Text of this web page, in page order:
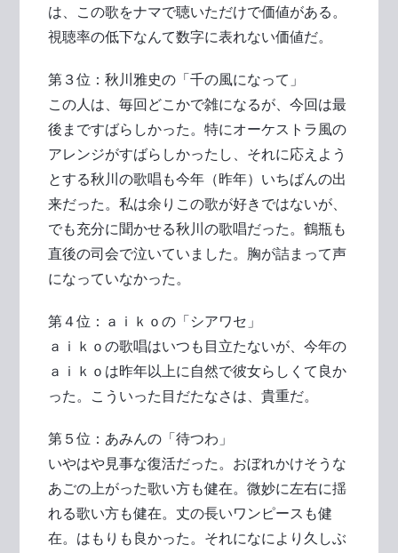
は、この歌をナマで聴いただけで価値がある。
視聴率の低下なんて数字に表れない価値だ。
第３位：秋川雅史の「千の風になって」
この人は、毎回どこかで雑になるが、今回は最
後まですばらしかった。特にオーケストラ風の
アレンジがすばらしかったし、それに応えよう
とする秋川の歌唱も今年（昨年）いちばんの出
来だった。私は余りこの歌が好きではないが、
でも充分に聞かせる秋川の歌唱だった。鶴瓶も
直後の司会で泣いていました。胸が詰まって声
になっていなかった。
第４位：ａｉｋｏの「シアワセ」
ａｉｋｏの歌唱はいつも目立たないが、今年の
ａｉｋｏは昨年以上に自然で彼女らしくて良か
った。こういった目だたなさは、貴重だ。
第５位：あみんの「待つわ」
いやはや見事な復活だった。おぼれかけそうな
あごの上がった歌い方も健在。微妙に左右に揺
れる歌い方も健在。丈の長いワンピースも健
在。はもりも良かった。それになにより久しぶ